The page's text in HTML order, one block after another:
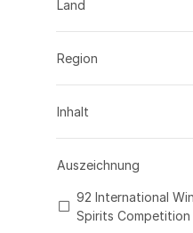
Land
Region
Inhalt
Auszeichnung
92 International
Spirits Competition